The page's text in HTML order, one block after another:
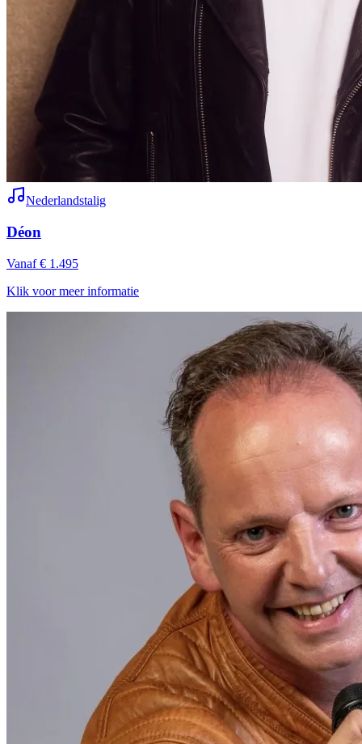
Nederlandstalig
Déon
Vanaf € 1.495
Klik voor meer informatie